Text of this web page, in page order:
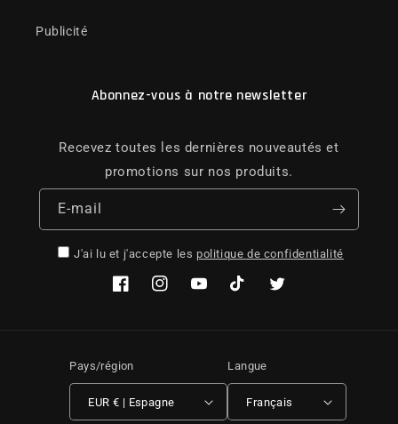
Publicité
Abonnez-vous à notre newsletter
Recevez toutes les dernières nouveautés et
promotions sur nos produits.
E-mail
J'ai lu et j'accepte les politique de confidentialité
FacebookInstagramYouTubeTikTok Twitter
Pays/région
EUR € | Espagne
Langue
Français